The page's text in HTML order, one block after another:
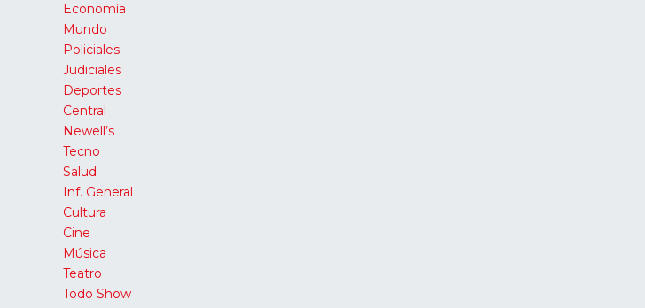
Economía
Mundo
Policiales
Judiciales
Deportes
Central
Newell’s
Tecno
Salud
Inf. General
Cultura
Cine
Música
Teatro
Todo Show